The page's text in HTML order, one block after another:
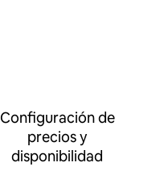
Configuración de
precios y
disponibilidad